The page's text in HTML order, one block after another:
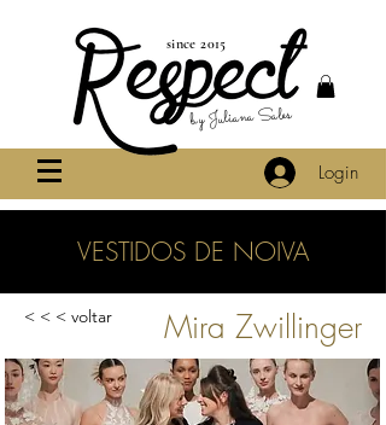
Login
since 2015
by Juliana Sales
VESTIDOS DE NOIVA
< < < voltar Mira Zwillinger